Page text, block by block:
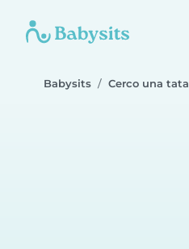
Babysits Cerco una tata